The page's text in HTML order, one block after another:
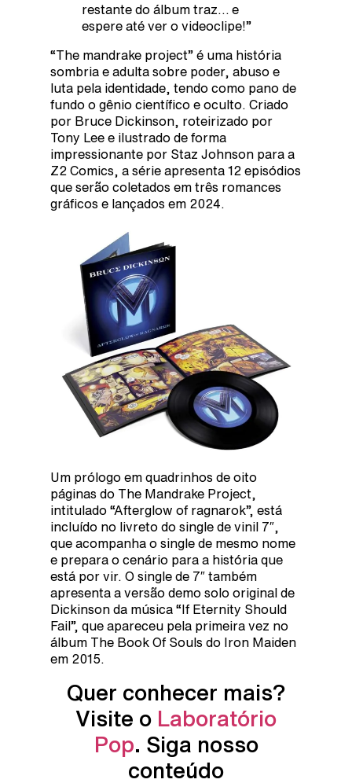
restante do álbum traz… e
espere até ver o videoclipe!”
“The mandrake project” é uma história
sombria e adulta sobre poder, abuso e
luta pela identidade, tendo como pano de
fundo o gênio científico e oculto. Criado
por Bruce Dickinson, roteirizado por
Tony Lee e ilustrado de forma
impressionante por Staz Johnson para a
Z2 Comics, a série apresenta 12 episódios
que serão coletados em três romances
gráficos e lançados em 2024.
Um prólogo em quadrinhos de oito
páginas do The Mandrake Project,
intitulado “Afterglow of ragnarok”, está
incluído no livreto do single de vinil 7″,
que acompanha o single de mesmo nome
e prepara o cenário para a história que
está por vir. O single de 7″ também
apresenta a versão demo solo original de
Dickinson da música “If Eternity Should
Fail”, que apareceu pela primeira vez no
álbum The Book Of Souls do Iron Maiden
em 2015.
Quer conhecer mais?
Visite o Laboratório
Pop. Siga nosso
conteúdo